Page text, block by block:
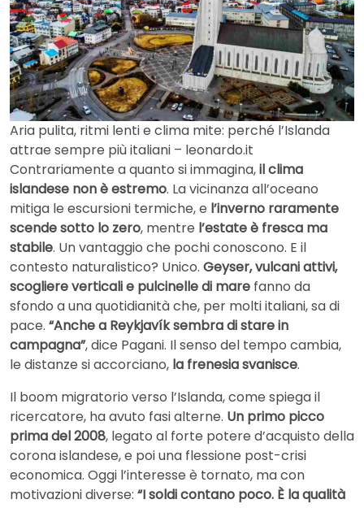
Aria pulita, ritmi lenti e clima mite: perché l’Islanda
attrae sempre più italiani – leonardo.it
Contrariamente a quanto si immagina,il clima
islandese non è estremo. La vicinanza all’oceano
mitiga le escursioni termiche, e l’inverno raramente
scende sotto lo zero, mentre l’estate è fresca ma
stabile. Un vantaggio che pochi conoscono. E il
contesto naturalistico? Unico. Geyser, vulcani attivi,
scogliere verticali e pulcinelle di mare fanno da
sfondo a una quotidianità che, per molti italiani, sa di
pace. “Anche a Reykjavík sembra di stare in
campagna”, dice Pagani. Il senso del tempo cambia,
le distanze si accorciano, la frenesia svanisce.
Il boom migratorio verso l’Islanda, come spiega il
ricercatore, ha avuto fasi alterne. Un primo picco
prima del 2008, legato al forte potere d’acquisto della
corona islandese, e poi una flessione post-crisi
economica. Oggi l’interesse è tornato, ma con
motivazioni diverse: “I soldi contano poco. È la qualità